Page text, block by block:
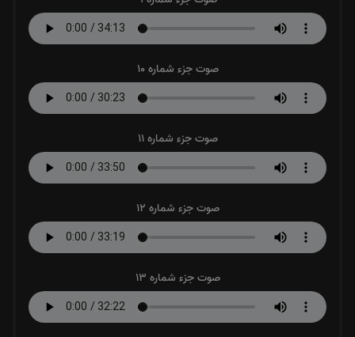
صوت جزء شماره 10
صوت جزء شماره 11
صوت جزء شماره 12
صوت جزء شماره 13